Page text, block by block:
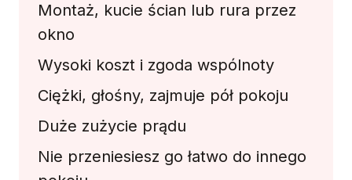
Montaż, kucie ścian lub rura przez
okno
Wysoki koszt i zgoda wspólnoty
Ciężki, głośny, zajmuje pół pokoju
Duże zużycie prądu
Nie przeniesiesz go łatwo do innego